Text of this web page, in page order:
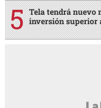
Tela tendrá nuevo
inversión superior